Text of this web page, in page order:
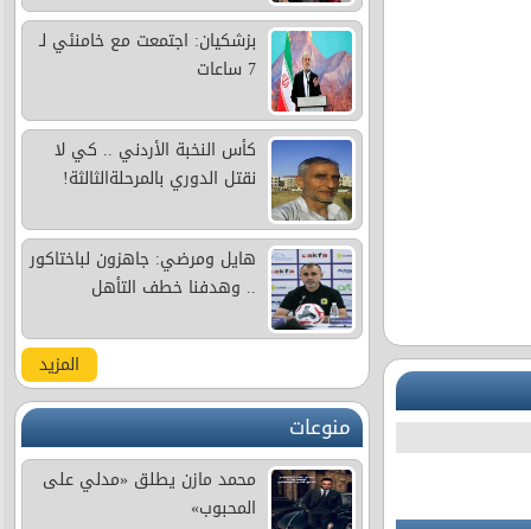
بزشكيان: اجتمعت مع خامنئي لـ
7 ساعات
كأس النخبة الأردني .. كي لا
نقتل الدوري بالمرحلةالثالثة!
هايل ومرضي: جاهزون لباختاكور
.. وهدفنا خطف التأهل
المزيد
منوعات
محمد مازن يطلق «مدلي على
المحبوب»